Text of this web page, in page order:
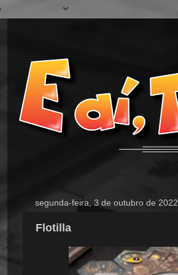
segunda-feira, 3 de outubro de 2022
Flotilla